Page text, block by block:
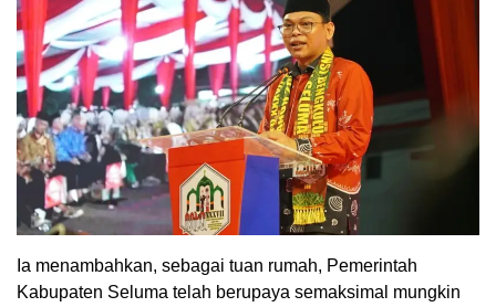
Ia menambahkan, sebagai tuan rumah, Pemerintah
Kabupaten Seluma telah berupaya semaksimal mungkin